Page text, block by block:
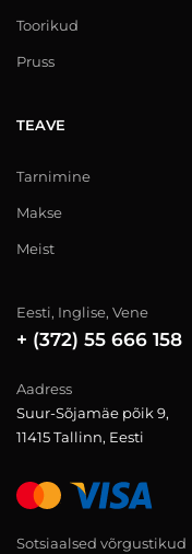
Toorikud
Pruss
TEAVE
Tarnimine
Makse
Meist
Eesti, Inglise, Vene
+ (372) 55 666 158
Aadress
Suur-Sõjamäe põik 9,
11415 Tallinn, Eesti
Sotsiaalsed võrgustikud